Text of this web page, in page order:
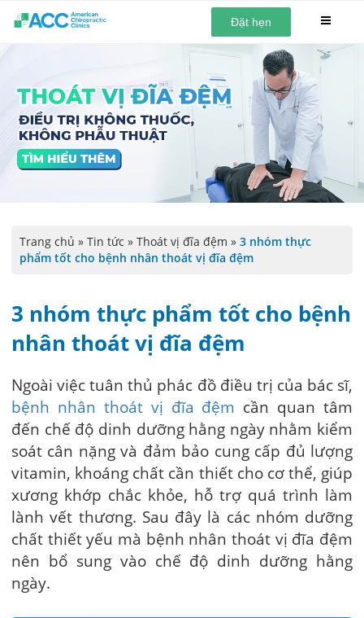
Đặt hẹn
Trang chủ » Tin tức » Thoát vị đĩa đệm » 3 nhóm thực
phẩm tốt cho bệnh nhân thoát vị đĩa đệm
3 nhóm thực phẩm tốt cho bệnh
nhân thoát vị đĩa đệm
Ngoài việc tuân thủ phác đồ điều trị của bác sĩ,
bệnh nhân thoát vị đĩa đệm cần quan tâm
đến chế độ dinh dưỡng hằng ngày nhằm kiểm
soát cân nặng và đảm bảo cung cấp đủ lượng
vitamin, khoáng chất cần thiết cho cơ thể, giúp
xương khớp chắc khỏe, hỗ trợ quá trình làm
lành vết thương. Sau đây là các nhóm dưỡng
chất thiết yếu mà bệnh nhân thoát vị đĩa đệm
nên bổ sung vào chế độ dinh dưỡng hằng
ngày.